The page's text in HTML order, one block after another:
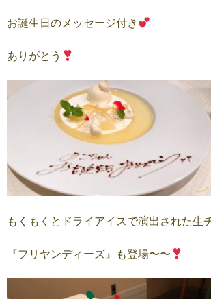
お誕生日のメッセージ付き
ありがとう
もくもくとドライアイスで演出された生
『フリヤンディーズ』も登場〜〜